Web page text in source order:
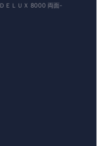
ＥＬＵＸ 8000 両面-